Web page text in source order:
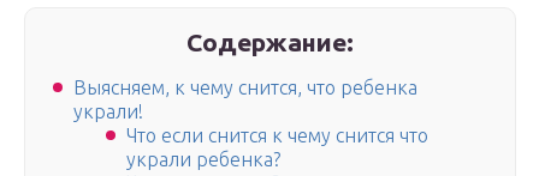
Содержание:
Выясняем, к чему снится, что ребенка
украли!
Что если снится к чему снится что
украли ребенка?